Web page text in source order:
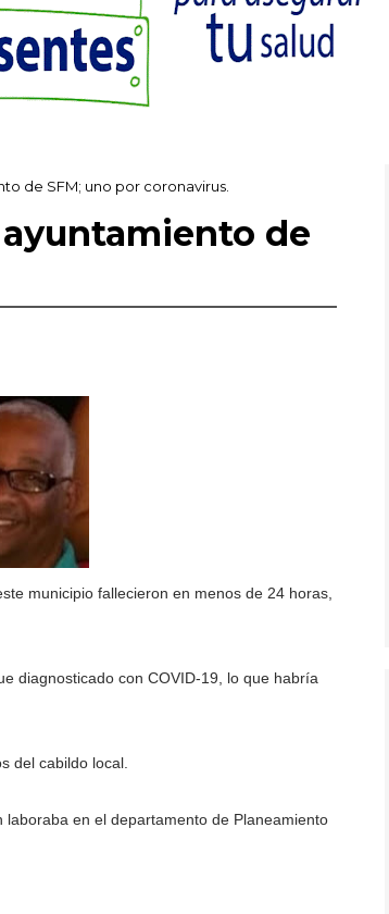
de SFM; uno por coronavirus.
de
municipio fallecieron en menos de 24 horas,
diagnosticado con COVID-19, lo que habría
del cabildo local.
en el departamento de Planeamiento